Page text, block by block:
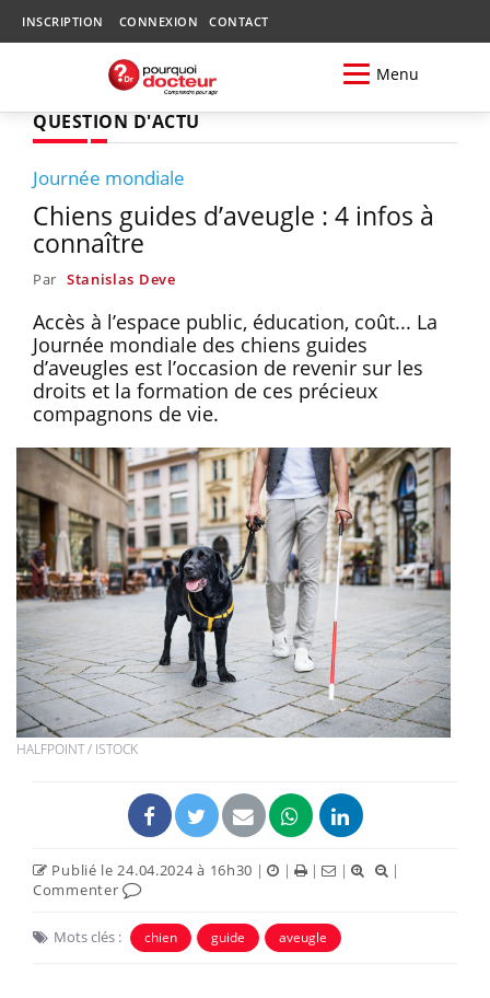
INSCRIPTION CONNEXION CONTACT
Menu
QUESTION D'ACTU
Journée mondiale
Chiens guides d’aveugle : 4 infos à
connaître
Par Stanislas Deve
Accès à l’espace public, éducation, coût... La
Journée mondiale des chiens guides
d’aveugles est l’occasion de revenir sur les
droits et la formation de ces précieux
compagnons de vie.
HALFPOINT / ISTOCK
Publié le 24.04.2024 à 16h30 | | | |
|
Commenter
Mots clés : chien guide aveugle